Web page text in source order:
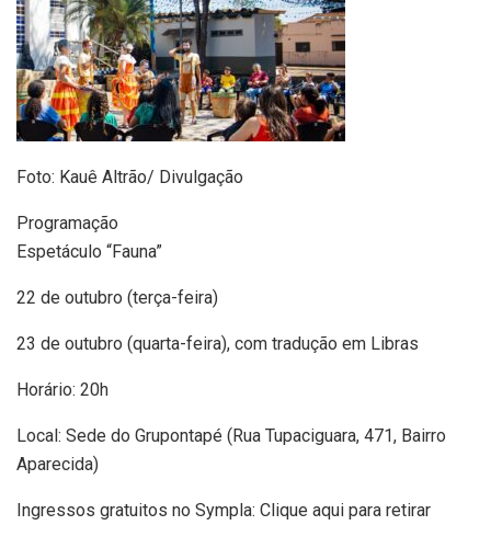
Foto: Kauê Altrão/ Divulgação
Programação
Espetáculo “Fauna”
22 de outubro (terça-feira)
23 de outubro (quarta-feira), com tradução em Libras
Horário: 20h
Local: Sede do Grupontapé (Rua Tupaciguara, 471, Bairro
Aparecida)
Ingressos gratuitos no Sympla: Clique aqui para retirar